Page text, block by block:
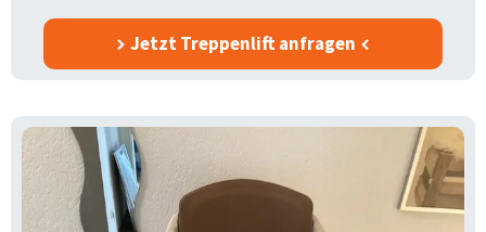
Jetzt Treppenlift anfragen